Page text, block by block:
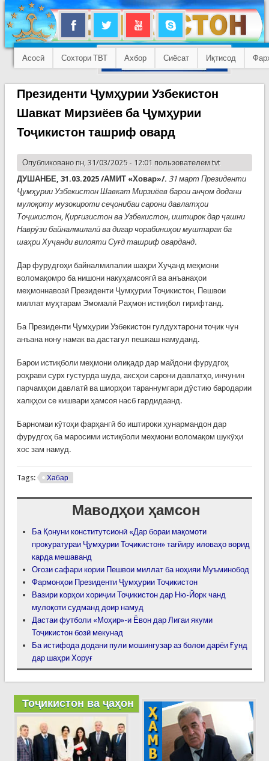
Асосӣ Сохтори ТВТ Ахбор Сиёсат Иқтисод
Президенти Ҷумҳурии Узбекистон
Шавкат Мирзиёев ба Ҷумҳурии
Тоҷикистон ташриф овард
Опубликовано пн, 31/03/2025 - 12:01 пользователем tvt
ДУШАНБЕ, 31.03.2025 /АМИТ «Ховар»/. 31 март Президенти
Ҷумҳурии Узбекистон Шавкат Мирзиёев барои анҷом додани
мулоқоту музокироти сеҷонибаи сарони давлатҳои
Тоҷикистон, Қирғизистон ва Узбекистон, иштирок дар ҷашни
Наврӯзи байналмилалӣ ва дигар чорабиниҳои муштарак ба
шаҳри Хуҷанди вилояти Суғд ташриф оварданд.
Дар фурудгоҳи байналмилалии шаҳри Хуҷанд меҳмони
воломақомро ба нишони накуҳамсоягӣ ва анъанаҳои
меҳмоннавозӣ Президенти Ҷумҳурии Тоҷикистон, Пешвои
миллат муҳтарам Эмомалӣ Раҳмон истиқбол гирифтанд.
Ба Президенти Ҷумҳурии Узбекистон гулдухтарони тоҷик чун
анъана нону намак ва дастагул пешкаш намуданд.
Барои истиқболи меҳмони олиқадр дар майдони фурудгоҳ
роҳрави сурх густурда шуда, аксҳои сарони давлатҳо, инчунин
парчамҳои давлатӣ ва шиорҳои тараннумгари дӯстию бародарии
халқҳои се кишвари ҳамсоя насб гардидаанд.
Барномаи кӯтоҳи фарҳангӣ бо иштироки ҳунармандон дар
фурудгоҳ ба маросими истиқболи меҳмони воломақом шукӯҳи
хос зам намуд.
Tags: Хабар
Маводҳои ҳамсон
Ба Қонуни конститутсионӣ «Дар бораи мақомоти
прокуратураи Ҷумҳурии Тоҷикистон» тағйиру иловаҳо ворид
карда мешаванд
Оғози сафари кории Пешвои миллат ба ноҳияи Муъминобод
Фармонҳои Президенти Ҷумҳурии Тоҷикистон
Вазири корҳои хориҷии Тоҷикистон дар Ню-Йорк чанд
мулоқоти судманд доир намуд
Дастаи футболи «Моҳир»-и Ёвон дар Лигаи якуми
Тоҷикистон бозӣ мекунад
Ба истифода додани пули мошингузар аз болои дарёи Ғунд
дар шаҳри Хоруғ
Тоҷикистон ва ҷаҳон